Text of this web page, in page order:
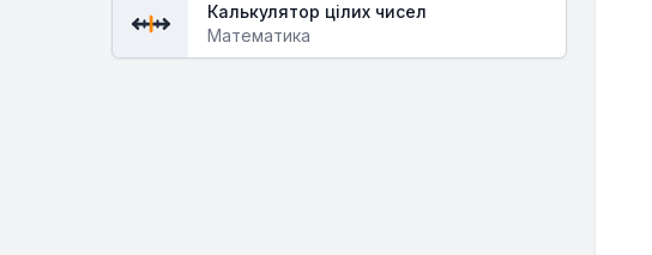
Калькулятор цілих чисел
Математика